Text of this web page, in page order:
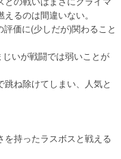
るのは間違いない。
価に(少しだが)関わること
いが戦闘では弱いことが
ね除けてしまい、人気と
を持ったラスボスと戦える